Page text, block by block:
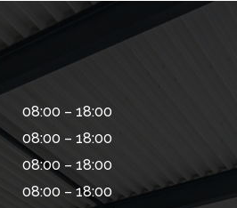
08:00 – 18:00
08:00 – 18:00
08:00 – 18:00
08:00 – 18:00